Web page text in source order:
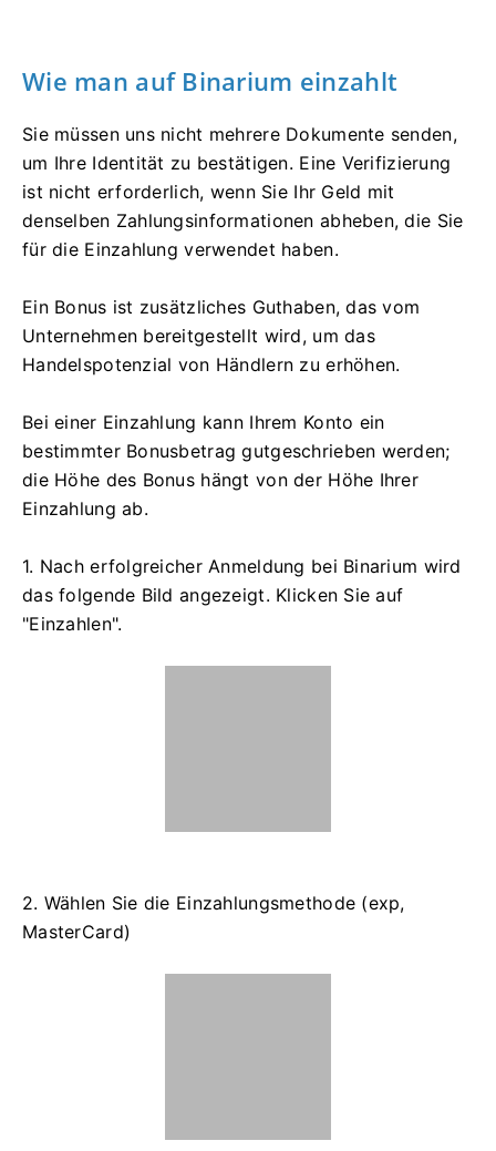
Wie man auf Binarium einzahlt
Sie müssen uns nicht mehrere Dokumente senden,
um Ihre Identität zu bestätigen. Eine Verifizierung
ist nicht erforderlich, wenn Sie Ihr Geld mit
denselben Zahlungsinformationen abheben, die Sie
für die Einzahlung verwendet haben.
Ein Bonus ist zusätzliches Guthaben, das vom
Unternehmen bereitgestellt wird, um das
Handelspotenzial von Händlern zu erhöhen.
Bei einer Einzahlung kann Ihrem Konto ein
bestimmter Bonusbetrag gutgeschrieben werden;
die Höhe des Bonus hängt von der Höhe Ihrer
Einzahlung ab.
1. Nach erfolgreicher Anmeldung bei Binarium wird
das folgende Bild angezeigt. Klicken Sie auf
"Einzahlen".
2. Wählen Sie die Einzahlungsmethode (exp,
MasterCard)